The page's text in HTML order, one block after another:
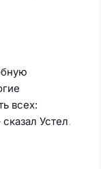
всех:
Устел.